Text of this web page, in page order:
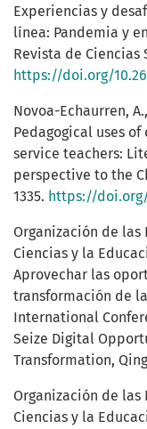
Experiencias y
línea: Pandemia y
Revista de Ciencias
https://doi.org/
Novoa-Echaurren,
Pedagogical uses
service teachers:
perspective to the
1335. https://doi.org/
Organización de las
Ciencias y la
Aprovechar las
transformación de
International
Seize Digital
Transformation,
Organización de las
Ciencias y la